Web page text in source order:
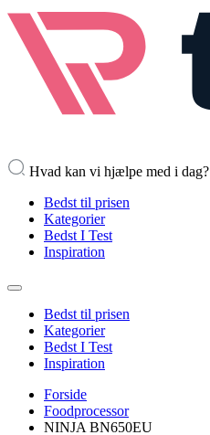
Hvad kan vi hjælpe med i dag?
Bedst til prisen
Kategorier
Bedst I Test
Inspiration
Bedst til prisen
Kategorier
Bedst I Test
Inspiration
Forside
Foodprocessor
NINJA BN650EU